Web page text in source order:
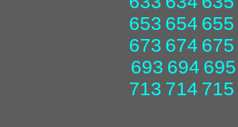
653 654 655
673 674 675
693 694 695
713 714 715